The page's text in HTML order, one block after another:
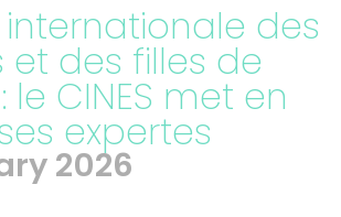
des
des filles de
le CINES met en
expertes
2026